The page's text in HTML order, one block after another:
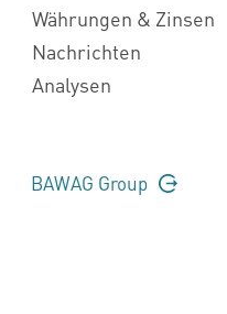
Währungen & Zinsen
Nachrichten
Analysen
BAWAG Group